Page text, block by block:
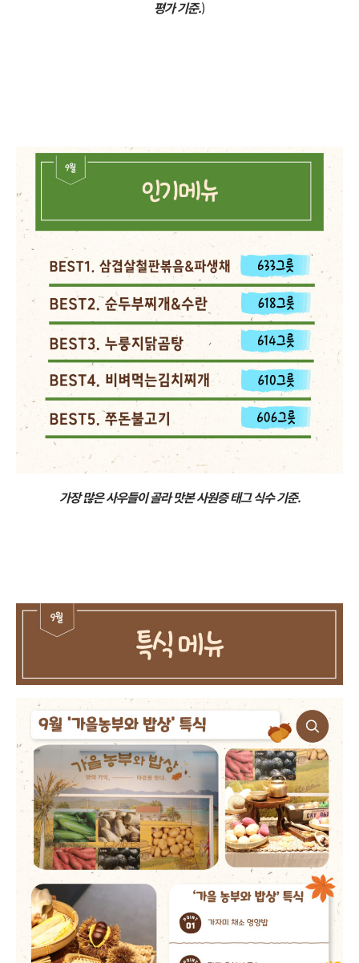
평가 기준.)
가장 많은 사우들이 골라 맛본 사원증 태그 식수 기준.